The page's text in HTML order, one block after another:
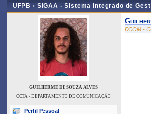
UFPB › SIGAA - Sistema Integrado de
GUILHERME DE SOUZA ALVES
CCTA - DEPARTAMENTO DE COMUNICAÇÃO
Perfil Pessoal
DCOM -